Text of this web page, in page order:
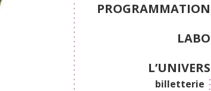
PROGRAMMATION
LABO
L’UNIVERS
billetterie